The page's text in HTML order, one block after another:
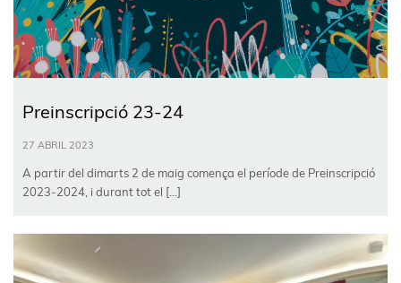
Preinscripció 23-24
27 ABRIL 2023
A partir del dimarts 2 de maig comença el període de Preinscripció
2023-2024, i durant tot el […]